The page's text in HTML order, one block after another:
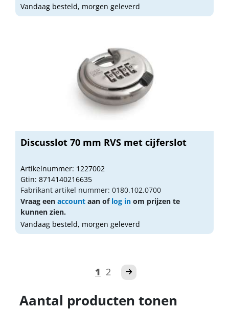
Vandaag besteld, morgen geleverd
Discusslot 70 mm RVS met cijferslot
Artikelnummer: 1227002
Gtin: 8714140216635
Fabrikant artikel nummer: 0180.102.0700
Vraag een account aan of log in om prijzen te
kunnen zien.
Vandaag besteld, morgen geleverd
1 2
Aantal producten tonen